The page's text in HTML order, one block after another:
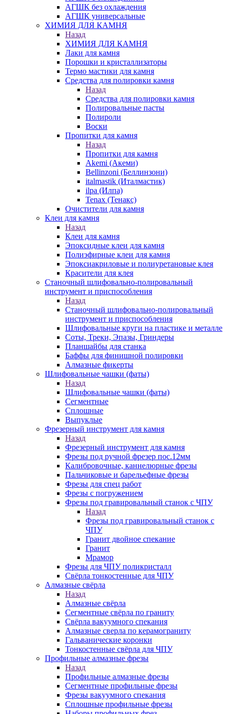
АГШК без охлаждения
АГШК универсальные
ХИМИЯ ДЛЯ КАМНЯ
Назад
ХИМИЯ ДЛЯ КАМНЯ
Лаки для камня
Порошки и кристаллизаторы
Термо мастики для камня
Средства для полировки камня
Назад
Средства для полировки камня
Полировальные пасты
Полироли
Воски
Пропитки для камня
Назад
Пропитки для камня
Akemi (Акеми)
Bellinzoni (Беллинзони)
italmastik (Италмастик)
ilpa (Илпа)
Tenax (Тенакс)
Очистители для камня
Клеи для камня
Назад
Клеи для камня
Эпоксидные клеи для камня
Полиэфирные клеи для камня
Эпоксиакриловые и полиуретановые клея
Красители для клея
Станочный шлифовально-полировальный
инструмент и приспособления
Назад
Станочный шлифовально-полировальный
инструмент и приспособления
Шлифовальные круги на пластике и металле
Соты, Треки, Эпазы, Гриндеры
Планшайбы для станка
Баффы для финишной полировки
Алмазные фикерты
Шлифовальные чашки (фаты)
Назад
Шлифовальные чашки (фаты)
Сегментные
Сплошные
Выпуклые
Фрезерный инструмент для камня
Назад
Фрезерный инструмент для камня
Фрезы под ручной фрезер пос.12мм
Калибровочные, каннелюрные фрезы
Пальчиковые и барельефные фрезы
Фрезы для спец работ
Фрезы с погружением
Фрезы под гравировальный станок с ЧПУ
Назад
Фрезы под гравировальный станок с
ЧПУ
Гранит двойное спекание
Гранит
Мрамор
Фрезы для ЧПУ поликристалл
Свёрла тонкостенные для ЧПУ
Алмазные свёрла
Назад
Алмазные свёрла
Сегментные свёрла по граниту
Свёрла вакуумного спекания
Алмазные сверла по керамограниту
Гальванические коронки
Тонкостенные свёрла для ЧПУ
Профильные алмазные фрезы
Назад
Профильные алмазные фрезы
Сегментные профильные фрезы
Фрезы вакуумного спекания
Сплошные профильные фрезы